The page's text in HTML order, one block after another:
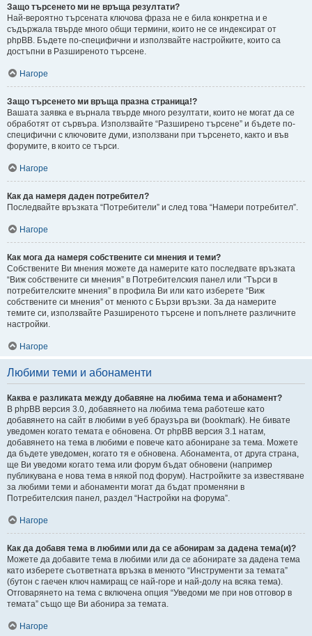
Защо търсенето ми не връща резултати?
Най-вероятно търсената ключова фраза не е била конкретна и е
съдържала твърде много общи термини, които не се индексират от
phpBB. Бъдете по-специфични и използвайте настройките, които са
достъпни в Разширеното търсене.
Нагоре
Защо търсенето ми връща празна страница!?
Вашата заявка е върнала твърде много резултати, които не могат да се
обработят от сървъра. Използвайте “Разширено търсене” и бъдете по-
специфични с ключовите думи, използвани при търсенето, както и във
форумите, в които се търси.
Нагоре
Как да намеря даден потребител?
Последвайте връзката “Потребители” и след това “Намери потребител”.
Нагоре
Как мога да намеря собствените си мнения и теми?
Собствените Ви мнения можете да намерите като последвате връзката
“Виж собствените си мнения” в Потребителския панел или “Търси в
потребителските мнения” в профила Ви или като изберете “Виж
собствените си мнения” от менюто с Бързи връзки. За да намерите
темите си, използвайте Разширеното търсене и попълнете различните
настройки.
Нагоре
Любими теми и абонаменти
Каква е разликата между добавяне на любима тема и абонамент?
В phpBB версия 3.0, добавянето на любима тема работеше като
добавянето на сайт в любими в уеб браузъра ви (bookmark). Не бивате
уведомен когато темата е обновена. От phpBB версия 3.1 натам,
добавянето на тема в любими е повече като абониране за тема. Можете
да бъдете уведомен, когато тя е обновена. Абонамента, от друга страна,
ще Ви уведоми когато тема или форум бъдат обновени (например
публикувана е нова тема в някой под форум). Настройките за известяване
за любими теми и абонаменти могат да бъдат променяни в
Потребителския панел, раздел “Настройки на форума”.
Нагоре
Как да добавя тема в любими или да се абонирам за дадена тема(и)?
Можете да добавите тема в любими или да се абонирате за дадена тема
като изберете съответната връзка в менюто “Инструменти за темата”
(бутон с гаечен ключ намиращ се най-горе и най-долу на всяка тема).
Отговарянето на тема с включена опция “Уведоми ме при нов отговор в
темата” също ще Ви абонира за темата.
Нагоре